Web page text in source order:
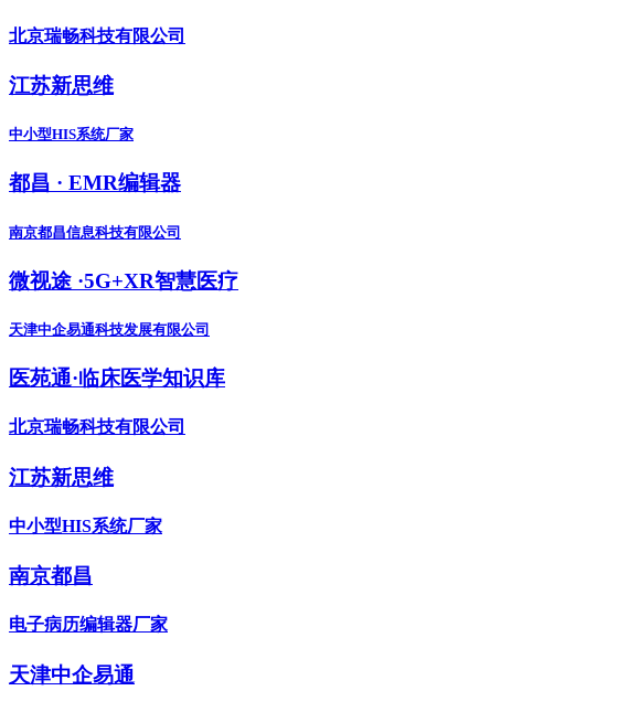
北京瑞畅科技有限公司
江苏新思维
中小型HIS系统厂家
都昌 · EMR编辑器
南京都昌信息科技有限公司
微视途 ·5G+XR智慧医疗
天津中企易通科技发展有限公司
医苑通·临床医学知识库
北京瑞畅科技有限公司
江苏新思维
中小型HIS系统厂家
南京都昌
电子病历编辑器厂家
天津中企易通